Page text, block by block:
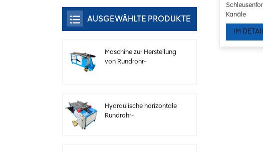
Kanäle
IM
AUSGEWÄHLTE PRODUKTE
Maschine zur Herstellung
von Rundrohr-
Hydraulische horizontale
Rundrohr-